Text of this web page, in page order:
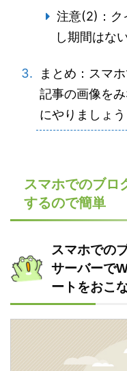
注意(2)：ク
し期間はな
まとめ：スマ
記事の画像を
にやりましょう
スマホでのブロ
するので簡単
スマホでの
サーバーで
ートをおこ